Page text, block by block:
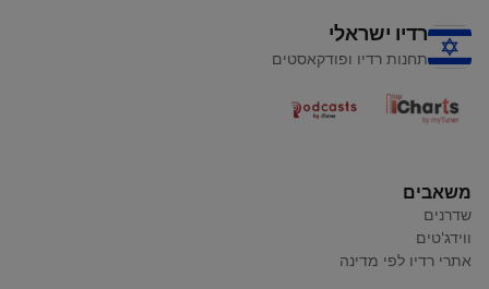
רדיו ישראלי
תחנות רדיו ופודקאסטים
משאבים
שדרנים
ווידג'טים
אתרי רדיו לפי מדינה